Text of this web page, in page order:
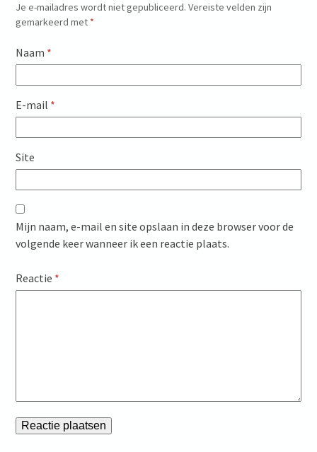
Je e-mailadres wordt niet gepubliceerd. Vereiste velden zijn
gemarkeerd met *
Naam *
E-mail *
Site
Mijn naam, e-mail en site opslaan in deze browser voor de
volgende keer wanneer ik een reactie plaats.
Reactie *